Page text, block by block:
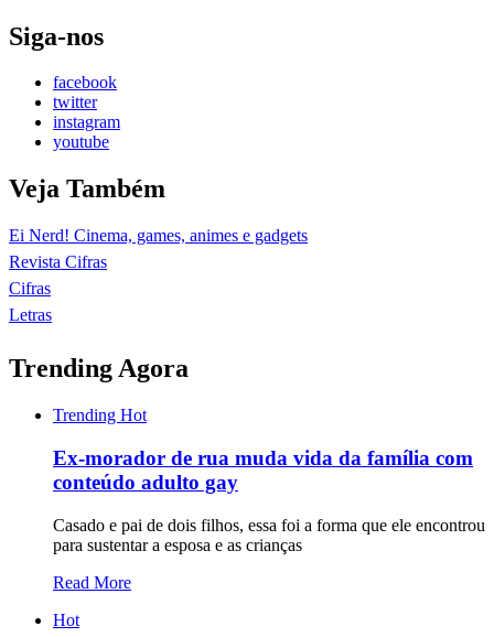
Siga-nos
facebook
twitter
instagram
youtube
Veja Também
Ei Nerd! Cinema, games, animes e gadgets
Revista Cifras
Cifras
Letras
Trending Agora
Trending Hot
Ex-morador de rua muda vida da família com
conteúdo adulto gay
Casado e pai de dois filhos, essa foi a forma que ele encontrou
para sustentar a esposa e as crianças
Read More
Hot